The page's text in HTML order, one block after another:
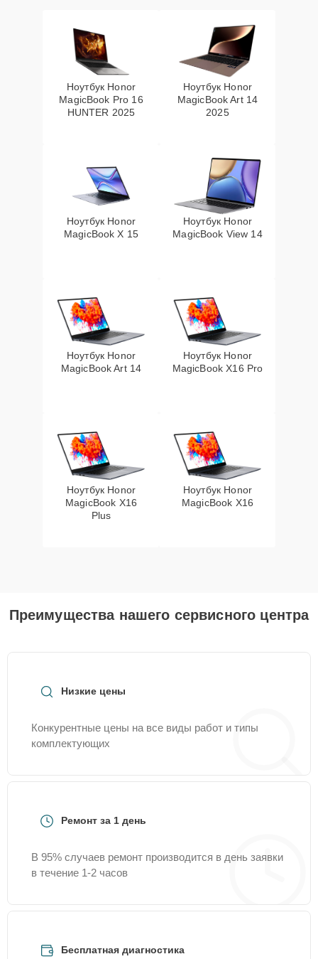
Ноутбук Honor
MagicBook Pro 16
HUNTER 2025
Ноутбук Honor
MagicBook Art 14
2025
Ноутбук Honor
MagicBook X 15
Ноутбук Honor
MagicBook View 14
Ноутбук Honor
MagicBook Art 14
Ноутбук Honor
MagicBook X16 Pro
Ноутбук Honor
MagicBook X16
Plus
Ноутбук Honor
MagicBook X16
Преимущества нашего сервисного центра
Низкие цены
Конкурентные цены на все виды работ и типы
комплектующих
Ремонт за 1 день
В 95% случаев ремонт производится в день заявки
в течение 1-2 часов
Бесплатная диагностика